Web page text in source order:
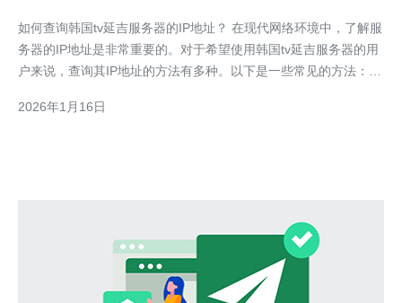
如何查询韩国tv延吉服务器的IP地址？ 在现代网络环境中，了解服
务器的IP地址是非常重要的。对于希望使用韩国tv延吉服务器的用
户来说，查询其IP地址的方法有多种。以下是一些常见的方法： 1.
址是互联网协议地址（Internet Protocol Address）的缩写，是分
2026年1月16日